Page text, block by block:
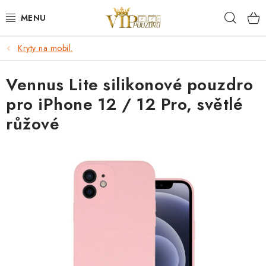
na
KRYTY NA MOBIL.
OCHRANA DISPLEJE - SKLO A FÓLIE
KABELY A NABÍJEČKY
DRŽÁKY A STOJÁNKY
Kryty na mobil.
Vennus Lite silikonové pouzdro
pro iPhone 12 / 12 Pro, světlé
růžové